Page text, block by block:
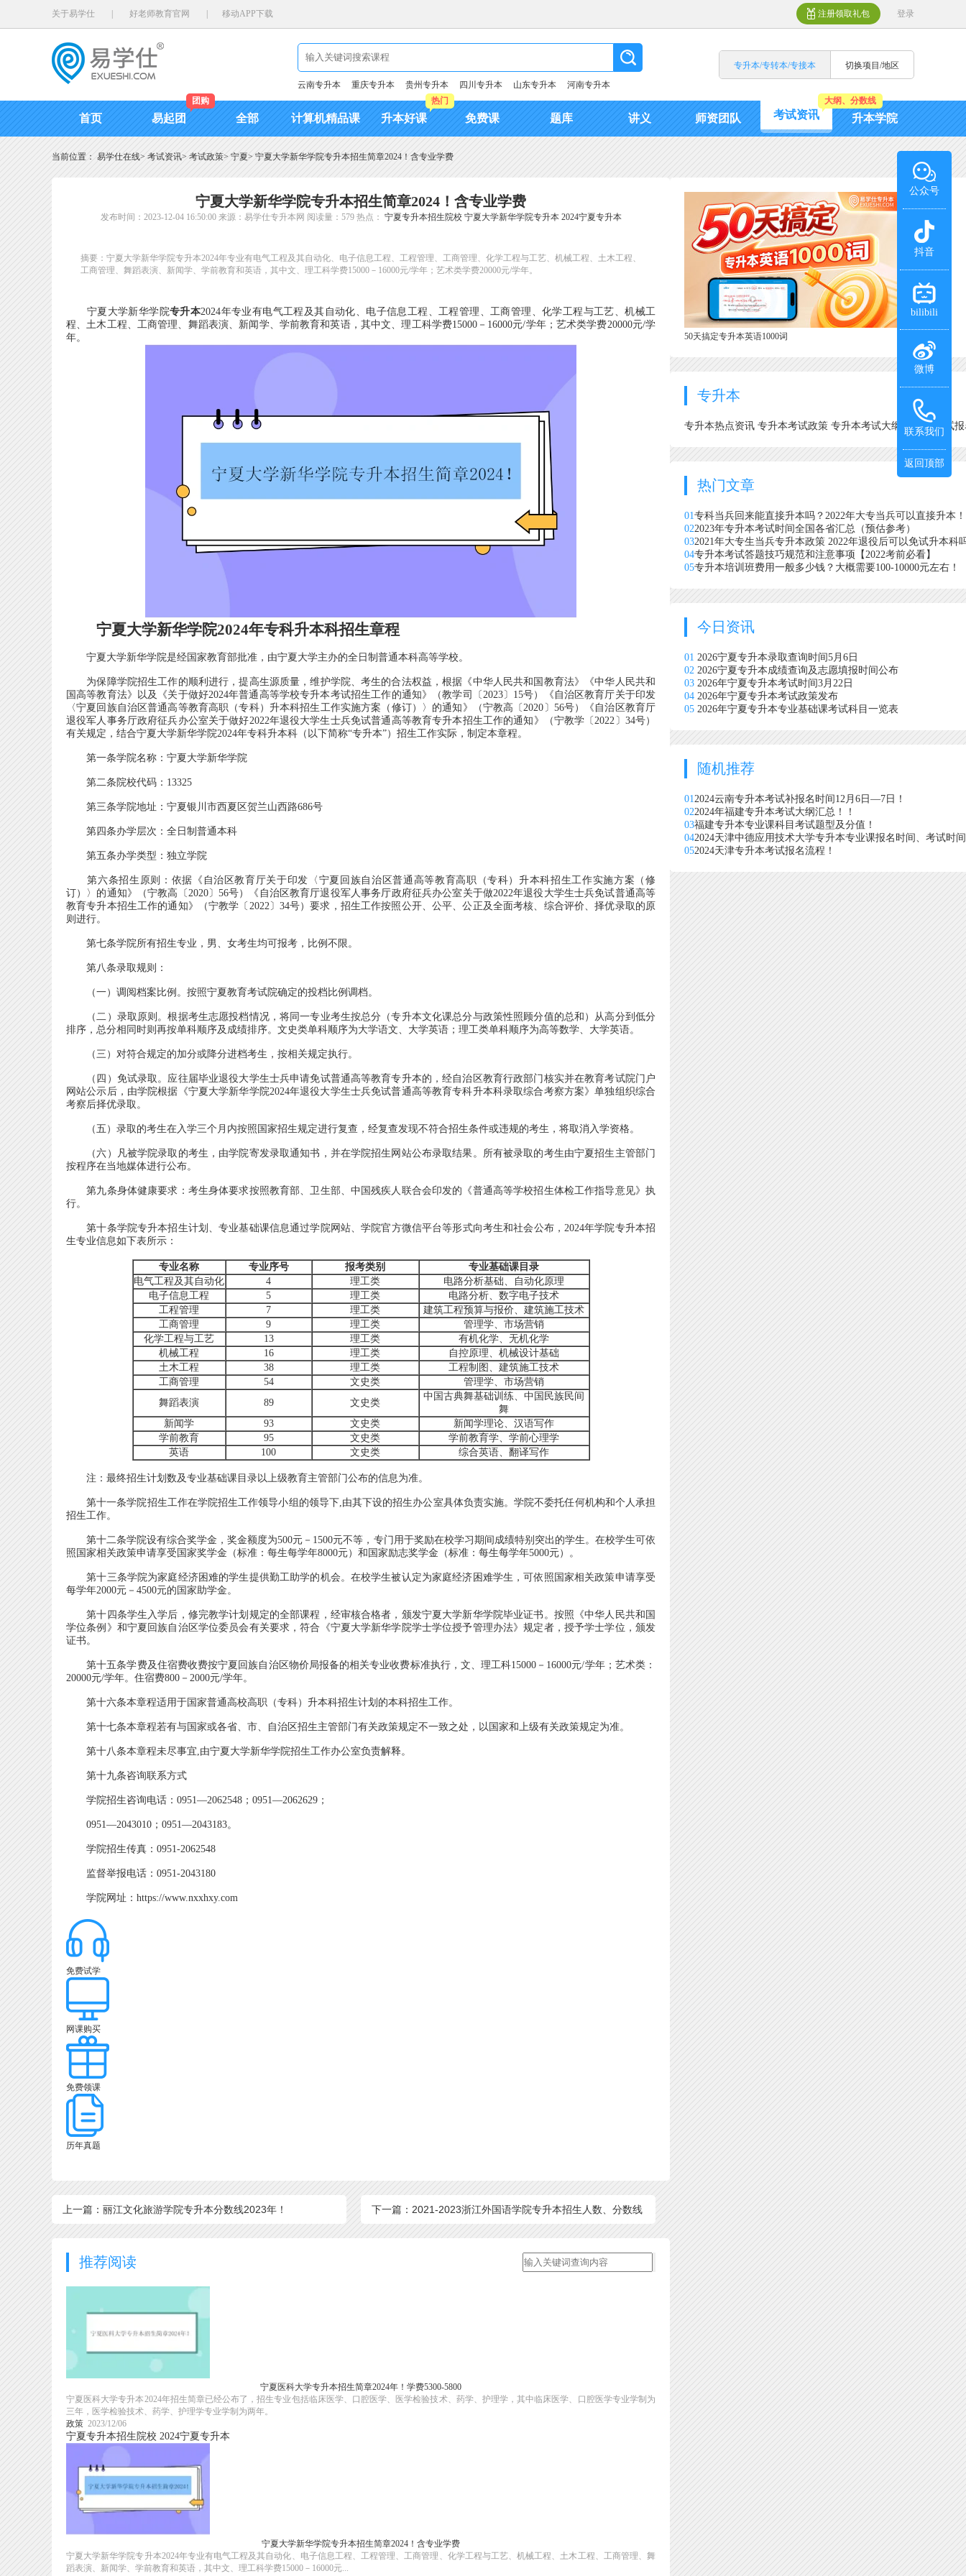
关于易学仕 好老师教育官网 移动APP下载 注册领取礼包 登录
云南专升本 重庆专升本 贵州专升本 四川专升本 山东专升本 河南专升本
专升本/专转本/专接本 切换项目/地区
首页 易起团
团购
全部 计算机精品课 升本好课
热门
免费课 题库 讲义 师资团队 考试资讯
大纲、分数线
升本学院
当前位置： 易学仕在线> 考试资讯> 考试政策> 宁夏> 宁夏大学新华学院专升本招生简章2024！含专业学费
宁夏大学新华学院专升本招生简章2024！含专业学费
发布时间：2023-12-04 16:50:00 来源：易学仕专升本网 阅读量：579 热点： 宁夏专升本招生院校 宁夏大学新华学院专升本 2024宁夏专升本
摘要：宁夏大学新华学院专升本2024年专业有电气工程及其自动化、电子信息工程、工程管理、工商管理、化学工程与工艺、机械工程、土木工程、
工商管理、舞蹈表演、新闻学、学前教育和英语，其中文、理工科学费15000－16000元/学年；艺术类学费20000元/学年。
宁夏大学新华学院专升本2024年专业有电气工程及其自动化、电子信息工程、工程管理、工商管理、化学工程与工艺、机械工
程、土木工程、工商管理、舞蹈表演、新闻学、学前教育和英语，其中文、理工科学费15000－16000元/学年；艺术类学费20000元/学
年。
宁夏大学新华学院2024年专科升本科招生章程
宁夏大学新华学院是经国家教育部批准，由宁夏大学主办的全日制普通本科高等学校。
为保障学院招生工作的顺利进行，提高生源质量，维护学院、考生的合法权益，根据《中华人民共和国教育法》《中华人民共和
国高等教育法》以及《关于做好2024年普通高等学校专升本考试招生工作的通知》（教学司〔2023〕15号）《自治区教育厅关于印发
〈宁夏回族自治区普通高等教育高职（专科）升本科招生工作实施方案（修订）〉的通知》（宁教高〔2020〕56号）《自治区教育厅
退役军人事务厅政府征兵办公室关于做好2022年退役大学生士兵免试普通高等教育专升本招生工作的通知》（宁教学〔2022〕34号）
有关规定，结合宁夏大学新华学院2024年专科升本科（以下简称“专升本”）招生工作实际，制定本章程。
第一条学院名称：宁夏大学新华学院
第二条院校代码：13325
第三条学院地址：宁夏银川市西夏区贺兰山西路686号
第四条办学层次：全日制普通本科
第五条办学类型：独立学院
第六条招生原则：依据《自治区教育厅关于印发〈宁夏回族自治区普通高等教育高职（专科）升本科招生工作实施方案（修
订）〉的通知》（宁教高〔2020〕56号）《自治区教育厅退役军人事务厅政府征兵办公室关于做2022年退役大学生士兵免试普通高等
教育专升本招生工作的通知》（宁教学〔2022〕34号）要求，招生工作按照公开、公平、公正及全面考核、综合评价、择优录取的原
则进行。
第七条学院所有招生专业，男、女考生均可报考，比例不限。
第八条录取规则：
（一）调阅档案比例。按照宁夏教育考试院确定的投档比例调档。
（二）录取原则。根据考生志愿投档情况，将同一专业考生按总分（专升本文化课总分与政策性照顾分值的总和）从高分到低分
排序，总分相同时则再按单科顺序及成绩排序。文史类单科顺序为大学语文、大学英语；理工类单科顺序为高等数学、大学英语。
（三）对符合规定的加分或降分进档考生，按相关规定执行。
（四）免试录取。应往届毕业退役大学生士兵申请免试普通高等教育专升本的，经自治区教育行政部门核实并在教育考试院门户
网站公示后，由学院根据《宁夏大学新华学院2024年退役大学生士兵免试普通高等教育专科升本科录取综合考察方案》单独组织综合
考察后择优录取。
（五）录取的考生在入学三个月内按照国家招生规定进行复查，经复查发现不符合招生条件或违规的考生，将取消入学资格。
（六）凡被学院录取的考生，由学院寄发录取通知书，并在学院招生网站公布录取结果。所有被录取的考生由宁夏招生主管部门
按程序在当地媒体进行公布。
第九条身体健康要求：考生身体要求按照教育部、卫生部、中国残疾人联合会印发的《普通高等学校招生体检工作指导意见》执
行。
第十条学院专升本招生计划、专业基础课信息通过学院网站、学院官方微信平台等形式向考生和社会公布，2024年学院专升本招
生专业信息如下表所示：
专业名称 专业序号 报考类别
专业基础课目录
电气工程及其自动化
4 理工类
电路分析基础、自动化原理
电子信息工程
5 理工类
电路分析、数字电子技术
工程管理
7 理工类
建筑工程预算与报价、建筑施工技术
工商管理
9 理工类
管理学、市场营销
化学工程与工艺
13 理工类
有机化学、无机化学
机械工程
16 理工类
自控原理、机械设计基础
土木工程
38 理工类
工程制图、建筑施工技术
工商管理
54 文史类
管理学、市场营销
舞蹈表演
89 文史类
中国古典舞基础训练、中国民族民间
舞
新闻学
93 文史类
新闻学理论、汉语写作
学前教育
95 文史类
学前教育学、学前心理学
英语
100 文史类 综合英语、翻译写作
注：最终招生计划数及专业基础课目录以上级教育主管部门公布的信息为准。
第十一条学院招生工作在学院招生工作领导小组的领导下,由其下设的招生办公室具体负责实施。学院不委托任何机构和个人承担
招生工作。
第十二条学院设有综合奖学金，奖金额度为500元－1500元不等，专门用于奖励在校学习期间成绩特别突出的学生。在校学生可依
照国家相关政策申请享受国家奖学金（标准：每生每学年8000元）和国家励志奖学金（标准：每生每学年5000元）。
第十三条学院为家庭经济困难的学生提供勤工助学的机会。在校学生被认定为家庭经济困难学生，可依照国家相关政策申请享受
每学年2000元－4500元的国家助学金。
第十四条学生入学后，修完教学计划规定的全部课程，经审核合格者，颁发宁夏大学新华学院毕业证书。按照《中华人民共和国
学位条例》和宁夏回族自治区学位委员会有关要求，符合《宁夏大学新华学院学士学位授予管理办法》规定者，授予学士学位，颁发
证书。
第十五条学费及住宿费收费按宁夏回族自治区物价局报备的相关专业收费标准执行，文、理工科15000－16000元/学年；艺术类：
20000元/学年。住宿费800－2000元/学年。
第十六条本章程适用于国家普通高校高职（专科）升本科招生计划的本科招生工作。
第十七条本章程若有与国家或各省、市、自治区招生主管部门有关政策规定不一致之处，以国家和上级有关政策规定为准。
第十八条本章程未尽事宜,由宁夏大学新华学院招生工作办公室负责解释。
第十九条咨询联系方式
学院招生咨询电话：0951—2062548；0951—2062629；
0951—2043010；0951—2043183。
学院招生传真：0951-2062548
监督举报电话：0951-2043180
学院网址：https://www.nxxhxy.com
免费试学
网课购买
免费领课
历年真题
上一篇：丽江文化旅游学院专升本分数线2023年！ 下一篇：2021-2023浙江外国语学院专升本招生人数、分数线
汇总！
推荐阅读
宁夏医科大学专升本招生简章2024年！学费5300-5800
宁夏医科大学专升本2024年招生简章已经公布了，招生专业包括临床医学、口腔医学、医学检验技术、药学、护理学，其中临床医学、口腔医学专业学制为
三年，医学检验技术、药学、护理学专业学制为两年。
政策 2023/12/06
宁夏专升本招生院校 2024宁夏专升本
宁夏大学新华学院专升本招生简章2024！含专业学费
宁夏大学新华学院专升本2024年专业有电气工程及其自动化、电子信息工程、工程管理、工商管理、化学工程与工艺、机械工程、土木工程、工商管理、舞
蹈表演、新闻学、学前教育和英语，其中文、理工科学费15000－16000元...
50天搞定专升本英语1000词
专升本
专升本热点资讯 专升本考试政策 专升本考试大纲 专升本考试
热门文章
01专科当兵回来能直接升本吗？2022年大专当兵可以直接升本！
022023年专升本考试时间全国各省汇总（预估参考）
032021年大专生当兵专升本政策 2022年退役后可以免试升本科
04专升本考试答题技巧规范和注意事项【2022考前必看】
05专升本培训班费用一般多少钱？大概需要100-10000元左右！
今日资讯
01 2026宁夏专升本录取查询时间5月6日
02 2026宁夏专升本成绩查询及志愿填报时间公布
03 2026年宁夏专升本考试时间3月22日
04 2026年宁夏专升本考试政策发布
05 2026年宁夏专升本专业基础课考试科目一览表
随机推荐
012024云南专升本考试补报名时间12月6日—7日！
022024年福建专升本考试大纲汇总！！
03福建专升本专业课科目考试题型及分值！
042024天津中德应用技术大学专升本专业课报名时间、考试时
052024天津专升本考试报名流程！
公众号
抖音
bilibili
微博
联系我们
返回顶部